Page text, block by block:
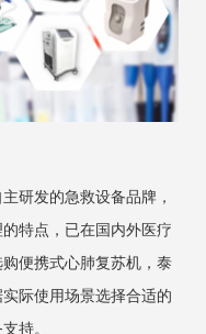
发的急救设备品牌，
特点，已在国内外医疗
便携式心肺复苏机，泰
际使用场景选择合适的
持。